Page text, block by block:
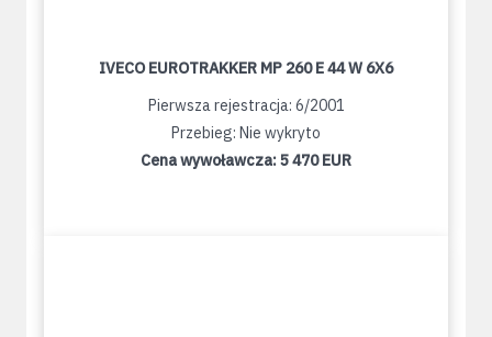
IVECO EUROTRAKKER MP 260 E 44 W 6X6
Pierwsza rejestracja: 6/2001
Przebieg: Nie wykryto
Cena wywoławcza:5 470 EUR